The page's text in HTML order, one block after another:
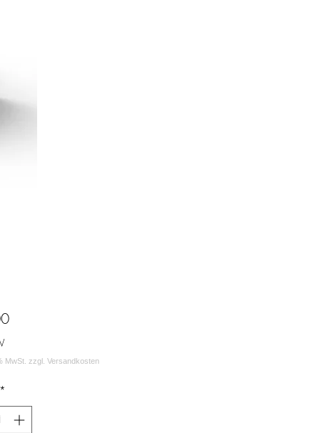
Prijs
*